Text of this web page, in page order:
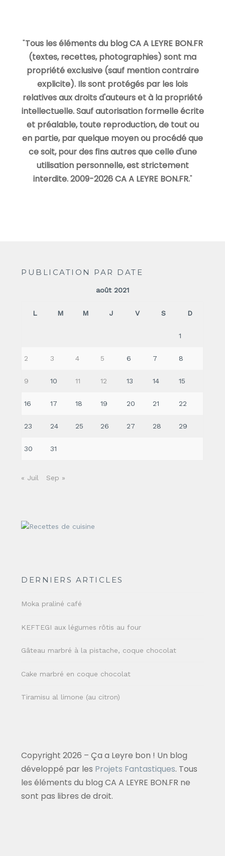
"Tous les éléments du blog CA A LEYRE BON.FR
(textes, recettes, photographies) sont ma
propriété exclusive (sauf mention contraire
explicite). Ils sont protégés par les lois
relatives aux droits d'auteurs et à la propriété
intellectuelle. Sauf autorisation formelle écrite
et préalable, toute reproduction, de tout ou
en partie, par quelque moyen ou procédé que
ce soit, pour des fins autres que celle d'une
utilisation personnelle, est strictement
interdite. 2009-2026 CA A LEYRE BON.FR."
PUBLICATION PAR DATE
août 2021
L M M J V S D
1
2 3 4 5 6 7 8
9 10 11 12 13 14 15
16 17 18 19 20 21 22
23 24 25 26 27 28 29
30 31
« Juil Sep »
DERNIERS ARTICLES
Moka praliné café
KEFTEGI aux légumes rôtis au four
Gâteau marbré à la pistache, coque chocolat
Cake marbré en coque chocolat
Tiramisu al limone (au citron)
Copyright 2026 – Ça a Leyre bon ! Un blog
développé par les Projets Fantastiques. Tous
les éléments du blog CA A LEYRE BON.FR ne
sont pas libres de droit.